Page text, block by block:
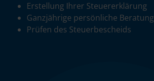
Erstellung Ihrer Steuererklärung
Ganzjährige persönliche Beratung
Prüfen des Steuerbescheids